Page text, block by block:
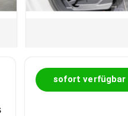
sofort verfügbar